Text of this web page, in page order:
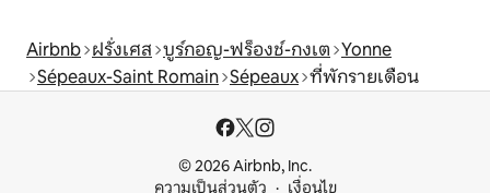
Airbnb ฝรั่งเศส บูร์กอญ-ฟร็องช์-กงเต Yonne
Sépeaux-Saint Romain Sépeaux ที่พักรายเดือน
© 2026 Airbnb, Inc.
ความเป็นส่วนตัว
เงื่อนไข